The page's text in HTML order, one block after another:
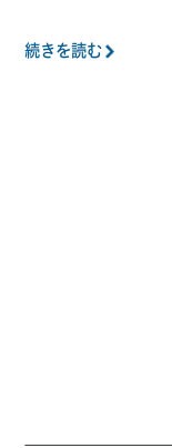
続きを読む